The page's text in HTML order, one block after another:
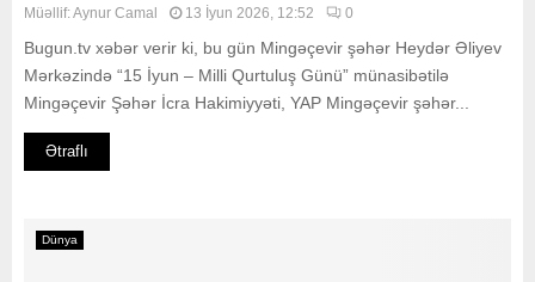
Müəllif:Aynur Camal 13 İyun 2026, 12:52 0
Bugun.tv xəbər verir ki, bu gün Mingəçevir şəhər Heydər Əliyev
Mərkəzində “15 İyun – Milli Qurtuluş Günü” münasibətilə
Mingəçevir Şəhər İcra Hakimiyyəti, YAP Mingəçevir şəhər...
Ətraflı
Dünya